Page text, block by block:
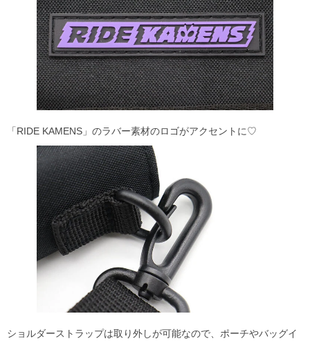
「RIDE KAMENS」のラバー素材のロゴがアクセントに♡
ショルダーストラップは取り外しが可能なので、ポーチやバッグイ